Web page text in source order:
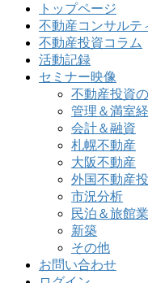
トップページ
不動産コンサルテ
不動産投資コラム
活動記録
セミナー映像
不動産投資
管理＆満室
会計＆融資
札幌不動産
大阪不動産
外国不動産
市況分析
民泊＆旅館業
新築
その他
お問い合わせ